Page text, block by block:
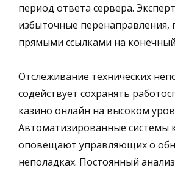
период ответа сервера.
избыточные перенаправления,
прямыми ссылками на
Отслеживание технических
содействует сохранять
казино онлайн на высоком
Автоматизированные системы
оповещают управляющих о
неполадках. Постоянный